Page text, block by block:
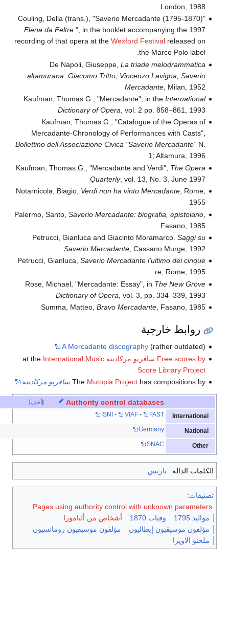
London, 1988
Couling, Della (trans.), "Saverio Mercadante (1795-1870)"
Elena da Feltre ", in the booklet accompanying the 1997
recording of that opera at theWexford Festival released on
the Marco Polo label.
De Napoli, Giuseppe,La triade melodrammatica
altamurana: Giacomo Tritto, Vincenzo Lavigna, Saverio
Mercadante , Milan, 1952
Kaufman, Thomas G., "Mercadante", in theInternational
Dictionary of Opera , vol. 2 pp. 858–861, 1993
Kaufman, Thomas G., "Catalogue of the Operas of
Mercadante-Chronology of Performances with Casts",
Bollettino dell Associazione Civica "Saverio Mercadante"N.
1; Altamura, 1996
Kaufman, Thomas G., "Mercadante and Verdi", The Opera
Quarterly, vol. 13, No. 3, June 1997
Notarnicola, Biagio, Verdi non ha vinto Mercadante , Rome,
1955
Palermo, Santo,Saverio Mercadante: biografia, epistolario
Fasano, 1985
Petrucci, Gianluca and Giacinto Moramarco.Saggi su
Saverio Mercadante , Cassano Murge, 1992
Petrucci, Gianluca,Saverio Mercadante l'ultimo dei cinque
re, Rome, 1995
Rose, Michael, "Mercadante: Essay", in The New Grove
Dictionary of Opera , vol. 3, pp. 334–339, 1993
Summa, Matteo,Bravo Mercadante , Fasano, 1985
روابط خارجية
A Mercadante discography (rather outdated)
Free scores by ساڤريو مركادنته
International Music
Score Library Project
The Mutopia Project has compositions by ساڤريو مركادنته
أخف Authority control databases
International
ISNI VIAF FAST
National
Germany
Other
SNAC
الكلمات الدالة: باريس
تصنيفات:
Pages using authority control with unknown parameters
مواليد 1795
وفيات 1870
أشخاص من ألتامورا
مؤلفون موسيقيون إيطاليون
مؤلفون موسيقيون رومانسيون
ملحنو الاوپرا